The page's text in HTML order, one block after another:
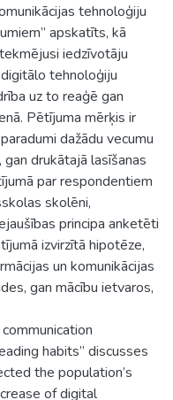
tehnoloģiju
apskatīts, kā
iedzīvotāju
tehnoloģiju
uz to reaģē gan
Pētījuma mērķis ir
dažādu vecumu
drukātajā lasīšanas
par respondentiem
skolēni,
principa anketēti
izvirzītā hipotēze,
un komunikācijas
gan mācību ietvaros,
habits” discusses
the population’s
of digital